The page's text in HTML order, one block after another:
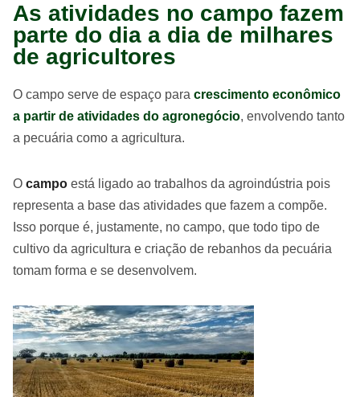
As atividades no campo fazem
parte do dia a dia de milhares
de agricultores
O campo serve de espaço para crescimento econômico
a partir de atividades do agronegócio, envolvendo tanto
a pecuária como a agricultura.
O campo está ligado ao trabalhos da agroindústria pois
representa a base das atividades que fazem a compõe.
Isso porque é, justamente, no campo, que todo tipo de
cultivo da agricultura e criação de rebanhos da pecuária
tomam forma e se desenvolvem.